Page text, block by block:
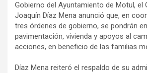
Gobierno del Ayuntamiento de Motul, el
Joaquín Díaz Mena anunció que, en
tres órdenes de gobierno, se pondrán
pavimentación, vivienda y apoyos al
acciones, en beneficio de las familias
Díaz Mena reiteró el respaldo de su